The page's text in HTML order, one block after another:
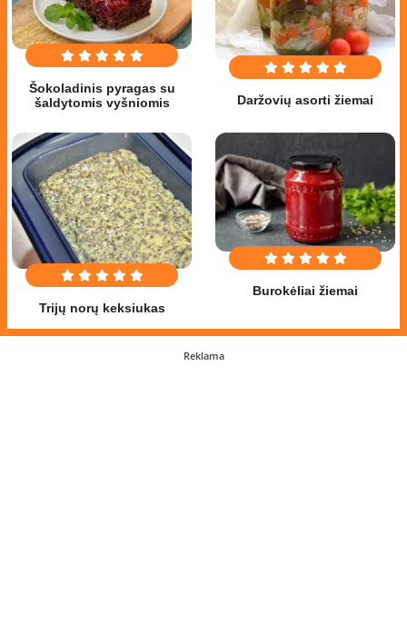
Šokoladinis pyragas su
šaldytomis vyšniomis
Daržovių asorti žiemai
Trijų norų keksiukas
Burokėliai žiemai
Reklama